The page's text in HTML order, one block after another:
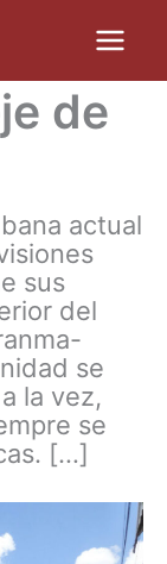
de
actual
sus
del
se
la vez,
se
[…]